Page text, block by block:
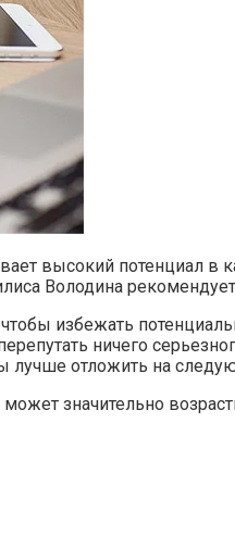
высокий потенциал в
Володина
избежать
ничего
лучше отложить на
значительно